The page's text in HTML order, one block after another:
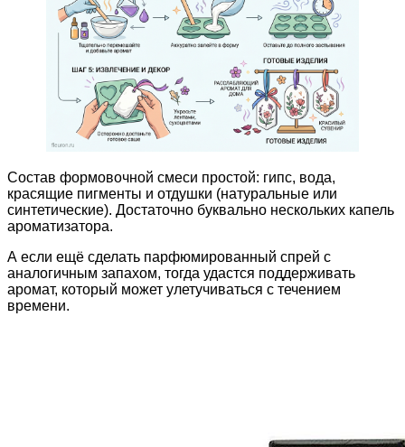
Состав формовочной смеси простой: гипс, вода,
красящие пигменты и отдушки (натуральные или
синтетические). Достаточно буквально нескольких капель
ароматизатора.
А если ещё сделать парфюмированный спрей с
аналогичным запахом, тогда удастся поддерживать
аромат, который может улетучиваться с течением
времени.